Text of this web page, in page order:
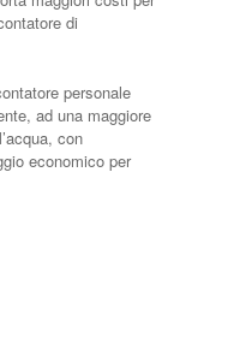
di
personale
ad una maggiore
con
economico per